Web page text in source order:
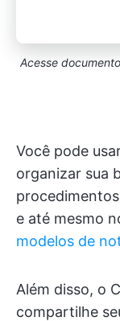
Acesse
Você pode
organizar sua
e até mesmo
modelos de
Além disso, o
compartilhe